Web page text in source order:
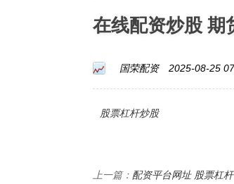
在线配资炒股 期
国荣配资 2025-08-25
股票杠杆炒股
上一篇： 配资平台网址 股票杠